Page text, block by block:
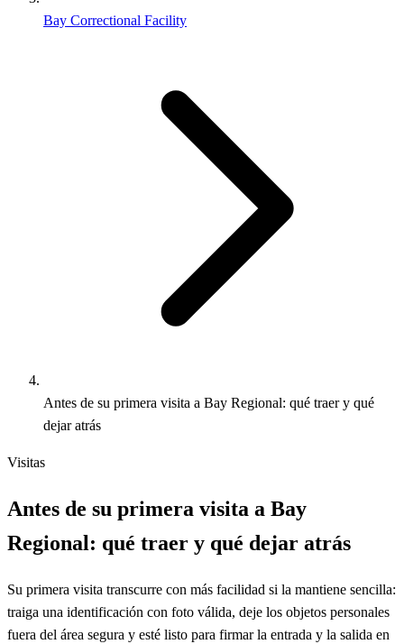
Bay Correctional Facility
Antes de su primera visita a Bay Regional: qué traer y qué
dejar atrás
Visitas
Antes de su primera visita a Bay
Regional: qué traer y qué dejar atrás
Su primera visita transcurre con más facilidad si la mantiene sencilla:
traiga una identificación con foto válida, deje los objetos personales
fuera del área segura y esté listo para firmar la entrada y la salida en